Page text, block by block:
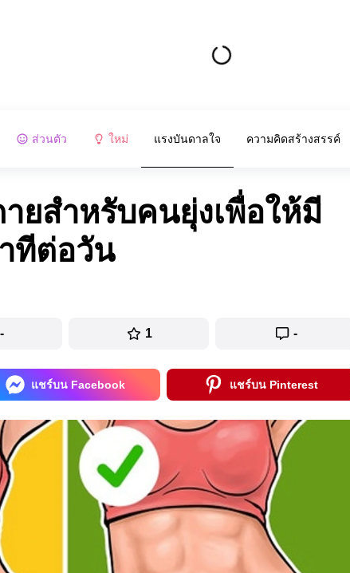
ส่วนตัว ใหม่ แรงบันดาลใจ ความคิดสร้างสรรค์
ยสำหรับคนยุ่งเพื่อให้มี
ทีต่อวัน
- 1 -
แชร์บน Facebook แชร์บน Pinterest